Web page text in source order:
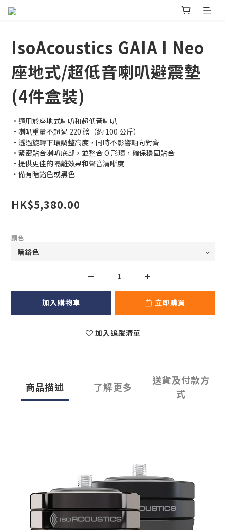
IsoAcoustics GAIA I Neo
座地式/超低音喇叭避震墊
(4件盒裝)
•適用於座地式喇叭和超低音喇叭
•喇叭重量不超過 220 磅（約 100 公斤）
•透過旋轉下環調整高度，同時不影響軸向對齊
•緊密貼合喇叭底部，並整合 O 形環，確保穩固貼合
•提供更佳的隔離效果和聲音清晰度
‧備有暗鉻色或黑色
HK$5,380.00
顏色
加入購物車 立即購買
加入追蹤清單
商品描述 了解更多
送貨及付款方
式